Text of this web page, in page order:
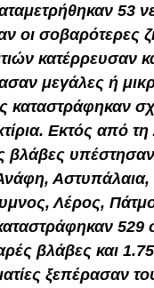
53
οι σοβαρότερες
κατέρρευσαν
μεγάλες ή
καταστράφηκαν
Εκτός από τη
βλάβες
Αστυπάλαια,
Λέρος,
529
βλάβες και
ξεπέρασαν